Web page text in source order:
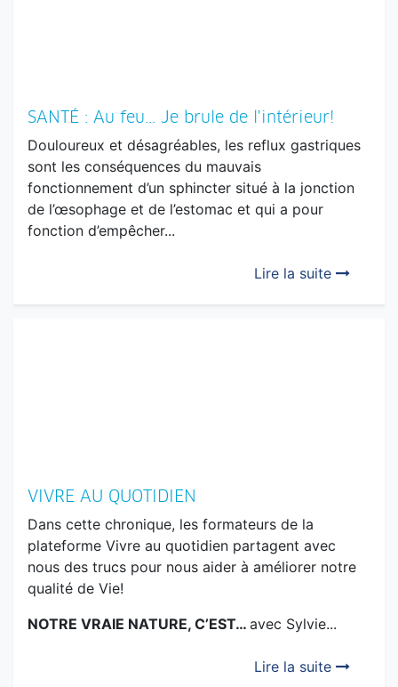
SANTÉ : Au feu... Je brule de l'intérieur!
Douloureux et désagréables, les reflux gastriques
sont les conséquences du mauvais
fonctionnement d’un sphincter situé à la jonction
de l’œsophage et de l’estomac et qui a pour
fonction d’empêcher...
Lire la suite
VIVRE AU QUOTIDIEN
Dans cette chronique, les formateurs de la
plateforme Vivre au quotidien partagent avec
nous des trucs pour nous aider à améliorer notre
qualité de Vie!
NOTRE VRAIE NATURE, C’EST… avec Sylvie...
Lire la suite